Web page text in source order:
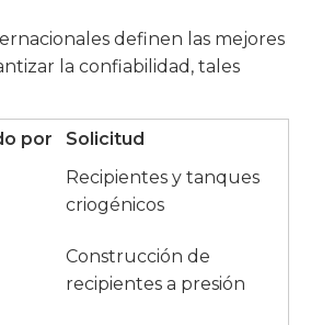
definen las mejores
la confiabilidad, tales
por Solicitud
Recipientes y tanques
criogénicos
Construcción de
recipientes a presión